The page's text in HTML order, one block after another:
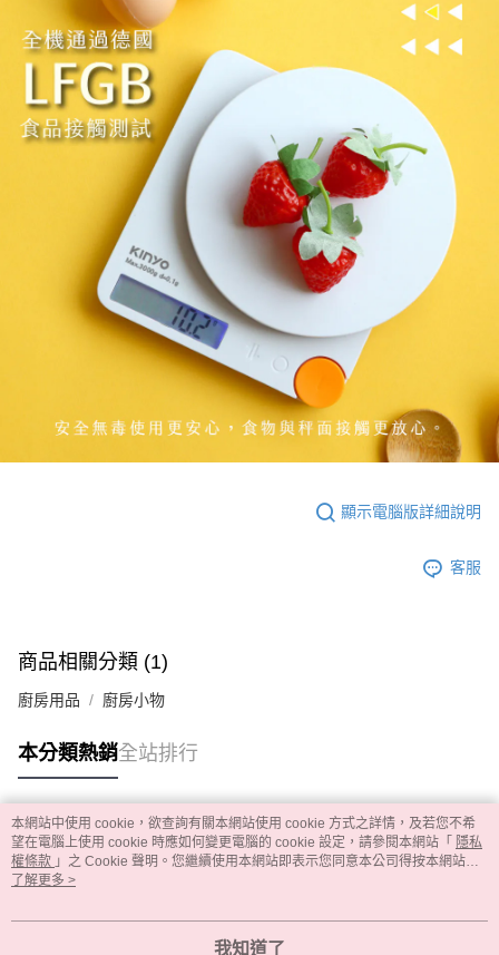
顯示電腦版詳細說明
客服
商品相關分類 (1)
廚房用品 廚房小物
本分類熱銷全站排行
熱門標籤
本網站中使用 cookie，欲查詢有關本網站使用 cookie 方式之詳情，及若您不希
望在電腦上使用 cookie 時應如何變更電腦的 cookie 設定，請參閱本網站「 隱私
權條款 」之 Cookie 聲明。您繼續使用本網站即表示您同意本公司得按本網站使
用條款之 Cookie 聲明使用 cookie。
了解更多 >
我知道了